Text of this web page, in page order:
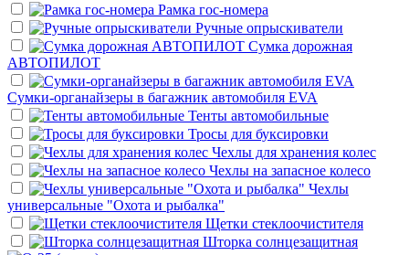
Рамка гос-номера
Ручные опрыскиватели
Сумка дорожная
АВТОПИЛОТ
Сумки-органайзеры в багажник автомобиля EVA
Тенты автомобильные
Тросы для буксировки
Чехлы для хранения колес
Чехлы на запасное колесо
Чехлы
универсальные "Охота и рыбалка"
Щетки стеклоочистителя
Шторка солнцезащитная